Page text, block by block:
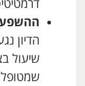
הדיון
שיעול